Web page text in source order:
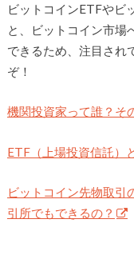
ビットコインETFやビ
と、ビットコイン市場
できるため、注目され
ぞ！
機関投資家って誰？そ
ETF（上場投資信託）
ビットコイン先物取引
引所でもできるの？